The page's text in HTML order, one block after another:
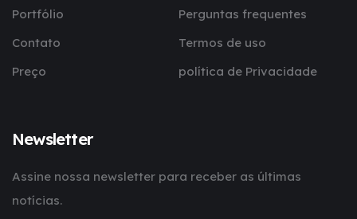
Portfólio
Perguntas frequentes
Contato
Termos de uso
Preço
política de Privacidade
Newsletter
Assine nossa newsletter para receber as últimas
notícias.